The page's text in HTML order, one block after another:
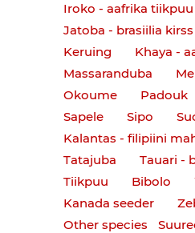
Iroko - aafrika tiikpuu
Jatoba - brasiilia kirss
Keruing
Khaya -
Massaranduba
Okoume
Padouk
Sapele
Sipo
Kalantas - filipiini
Tatajuba
Tauari -
Tiikpuu
Bibolo
Kanada seeder
Other species